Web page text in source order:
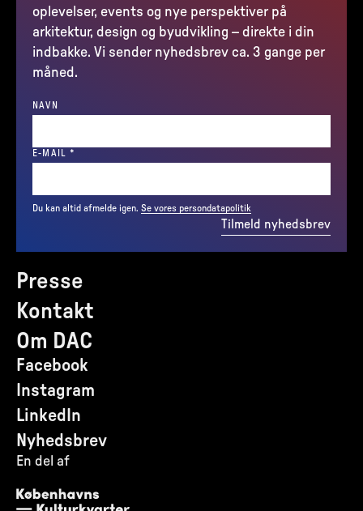
Presse
Kontakt
Om DAC
Facebook
Instagram
LinkedIn
Nyhedsbrev
En del af
oplevelser, events og nye perspektiver på
arkitektur, design og byudvikling – direkte i din
indbakke. Vi sender nyhedsbrev ca. 3 gange per
måned.
NAVN
E-MAIL *
Du kan altid afmelde igen. Se vores persondatapolitik
Tilmeld nyhedsbrev